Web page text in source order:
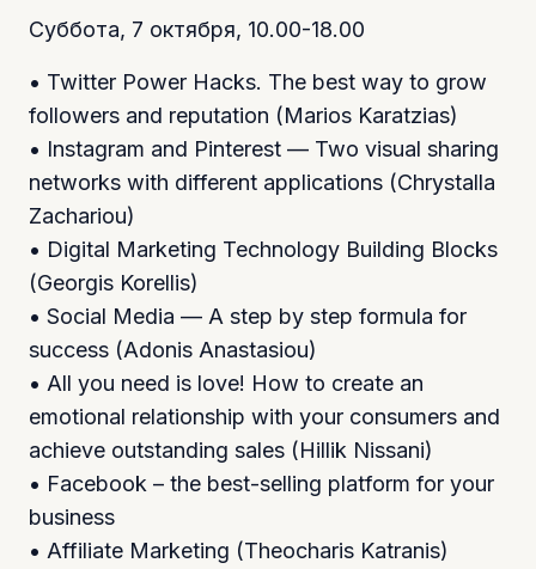
Суббота, 7 октября, 10.00-18.00
• Twitter Power Hacks. The best way to grow
followers and reputation (Marios Karatzias)
• Instagram and Pinterest — Two visual sharing
networks with different applications (Chrystalla
Zachariou)
• Digital Marketing Technology Building Blocks
(Georgis Korellis)
• Social Media — A step by step formula for
success (Adonis Anastasiou)
• All you need is love! How to create an
emotional relationship with your consumers and
achieve outstanding sales (Hillik Nissani)
• Facebook – the best-selling platform for your
business
• Affiliate Marketing (Theocharis Katranis)